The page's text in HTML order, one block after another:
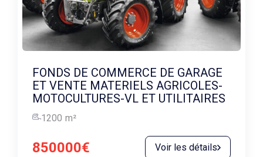
FONDS DE COMMERCE DE GARAGE
ET VENTE MATERIELS AGRICOLES-
MOTOCULTURES-VL ET UTILITAIRES
1200 m²
850000€ Voir les détails